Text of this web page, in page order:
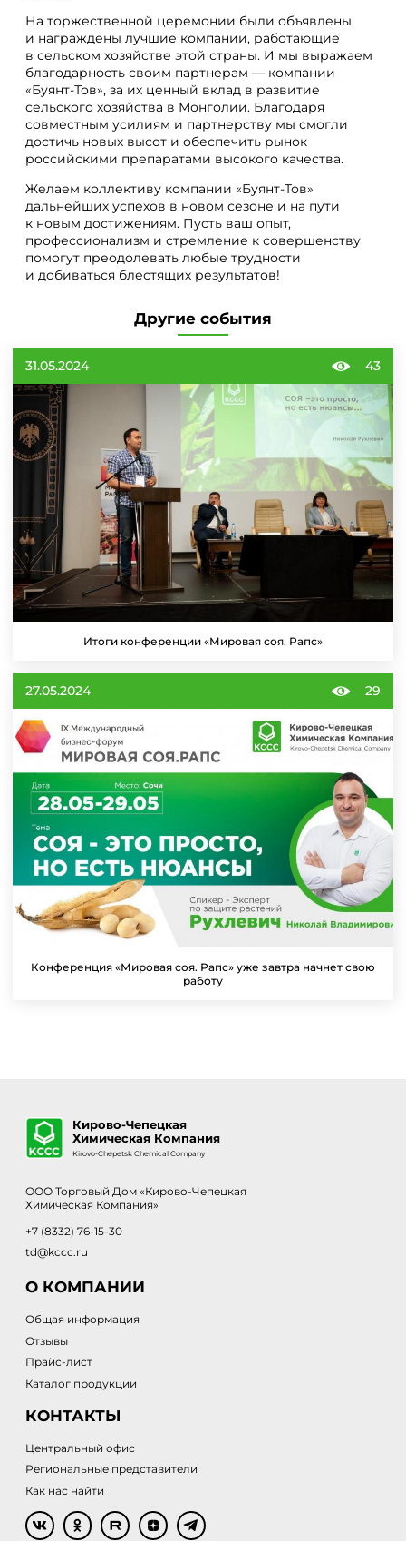
На торжественной церемонии были объявлены
и награждены лучшие компании, работающие
в сельском хозяйстве этой страны. И мы выражаем
благодарность своим партнерам — компании
«Буянт-Тов», за их ценный вклад в развитие
сельского хозяйства в Монголии. Благодаря
совместным усилиям и партнерству мы смогли
достичь новых высот и обеспечить рынок
российскими препаратами высокого качества.
Желаем коллективу компании «Буянт-Тов»
дальнейших успехов в новом сезоне и на пути
к новым достижениям. Пусть ваш опыт,
профессионализм и стремление к совершенству
помогут преодолевать любые трудности
и добиваться блестящих результатов!
Другие события
31.05.2024 43
Итоги конференции «Мировая соя. Рапс»
27.05.2024 29
Конференция «Мировая соя. Рапс» уже завтра начнет свою
работу
Кирово-Чепецкая
Химическая Компания
Kirovo-Chepetsk Chemical Company
ООО Торговый Дом «Кирово-Чепецкая
Химическая Компания»
+7 (8332) 76-15-30
td@kccc.ru
О КОМПАНИИ
Общая информация
Отзывы
Прайс-лист
Каталог продукции
КОНТАКТЫ
Центральный офис
Региональные представители
Как нас найти